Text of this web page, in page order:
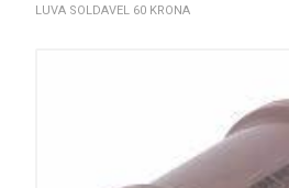
LUVA SOLDAVEL 60 KRONA